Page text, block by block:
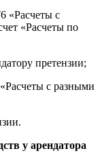
«Расчеты с
«Расчеты по
претензии;
с разными
у арендатора